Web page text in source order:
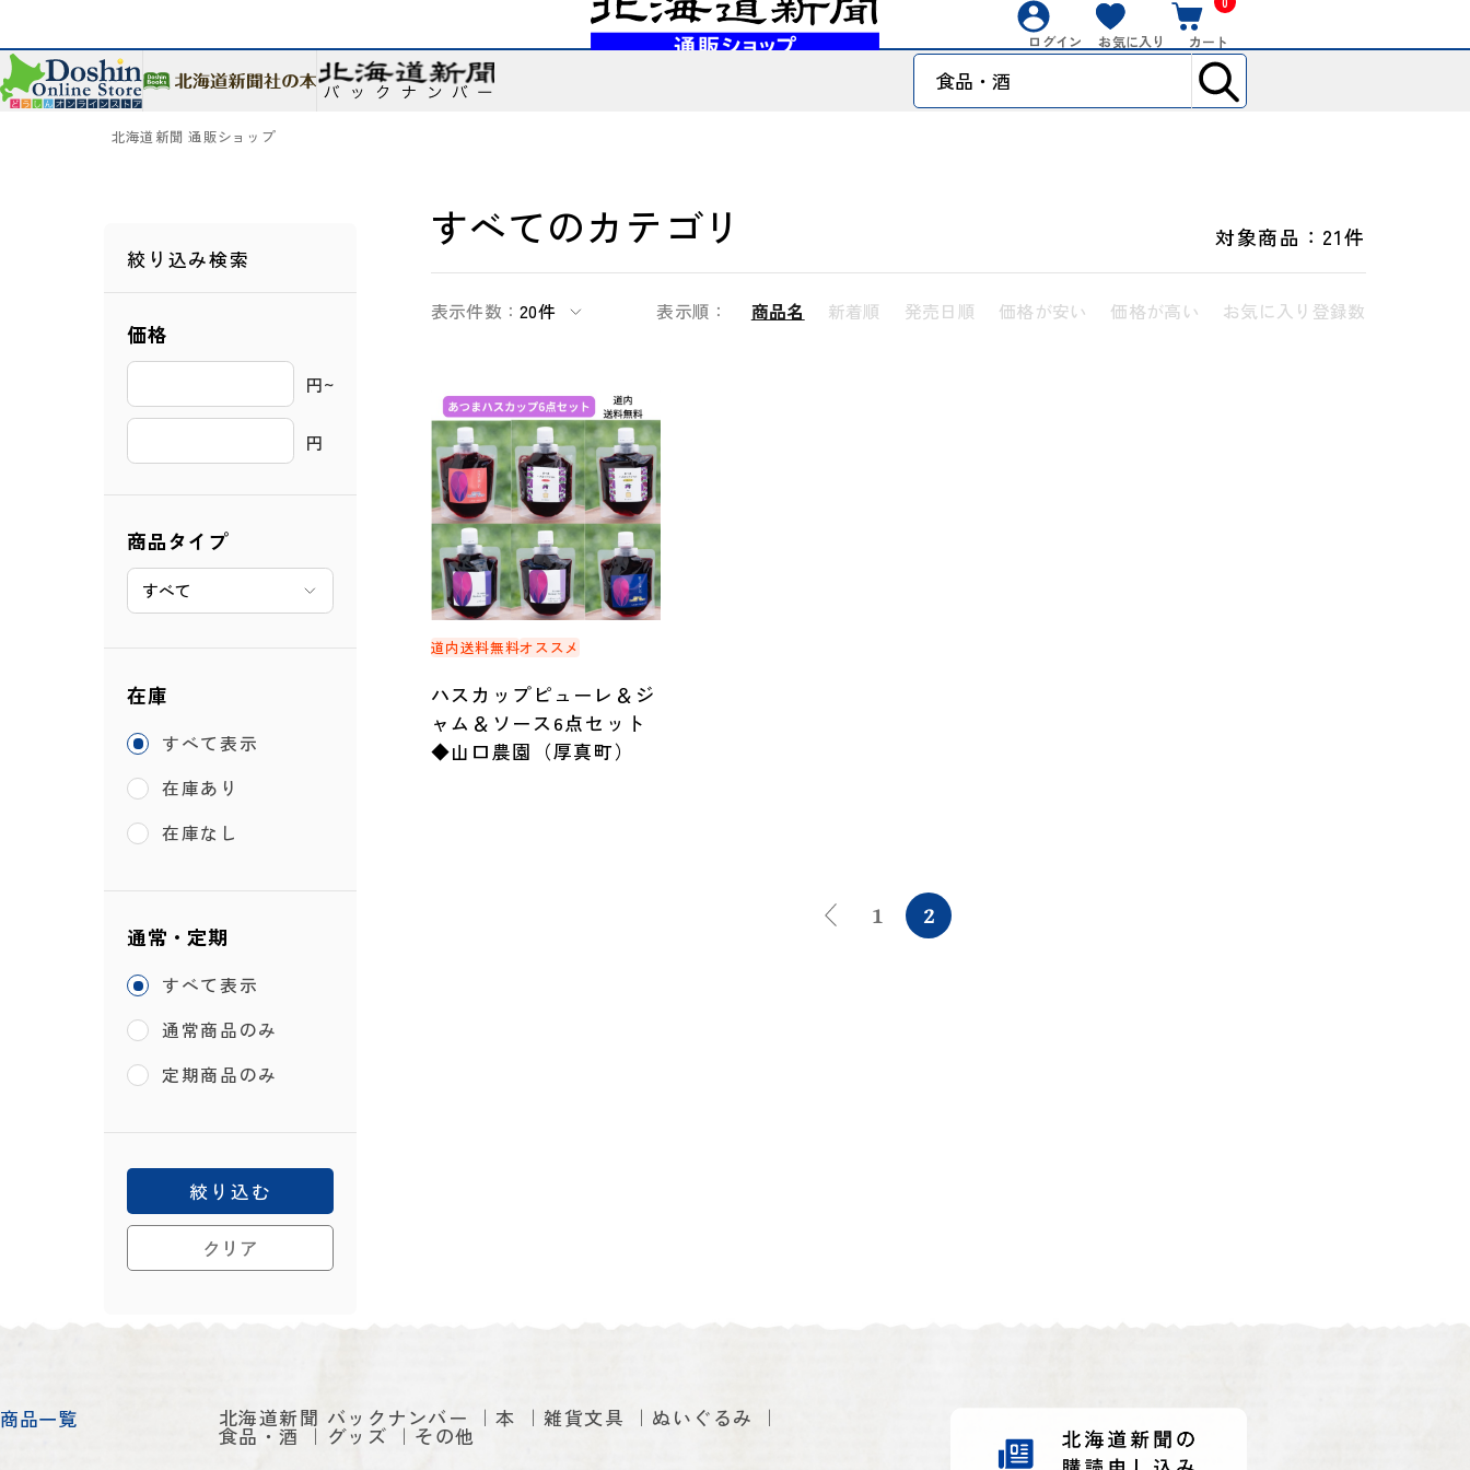
ログイン お気に入り カート
北海道新聞 通販ショップ
絞り込み検索
価格
円~
円
商品タイプ
在庫
すべて表示
在庫あり
在庫なし
通常・定期
すべて表示
通常商品のみ
定期商品のみ
クリア
絞り込む
すべてのカテゴリ 対象商品： 21件
表示件数：20件 表示順： 商品名 新着順 発売日順 価格が安い 価格が高い お気に入り登録数
道内送料無料オススメ
ハスカップピューレ＆ジ
ャム＆ソース6点セット
◆山口農園（厚真町）
1 2
商品一覧 北海道新聞 バックナンバー 本 雑貨文具 ぬいぐるみ
食品・酒 グッズ その他